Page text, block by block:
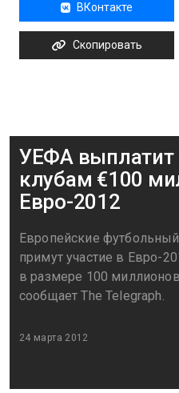
ВКонтакте
Скопировать
УЕФА
клубам €100
Евро-2012
Европейские
примут участие в Евро-
в размере 100
сообщает The Telegraph.
24 марта 2012